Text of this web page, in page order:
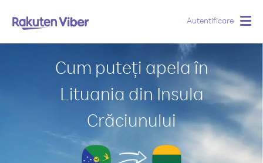
Autentificare
Cum puteți apela în
Lituania din Insula
Crăciunului